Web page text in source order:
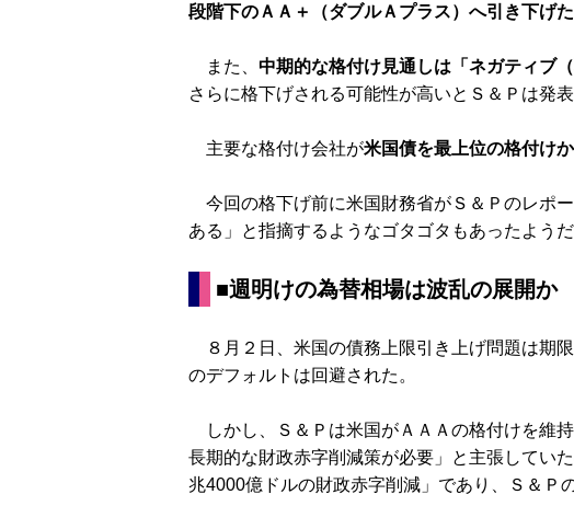
段階下のＡＡ＋（ダブルＡプラス）へ引き下げた
また、 中期的な格付け見通しは「ネガティブ（
さらに格下げされる可能性が高いとＳ＆Ｐは発表
主要な格付け会社が米国債を最上位の格付け
今回の格下げ前に米国財務省がＳ＆Ｐのレポ
ある」と指摘するようなゴタゴタもあったよう
■週明けの為替相場は波乱の展開か
８月２日、米国の債務上限引き上げ問題は期
のデフォルトは回避された。
しかし、Ｓ＆Ｐは米国がＡＡＡの格付けを維
長期的な財政赤字削減策が必要」と主張してい
兆4000億ドルの財政赤字削減」であり、Ｓ＆Ｐ